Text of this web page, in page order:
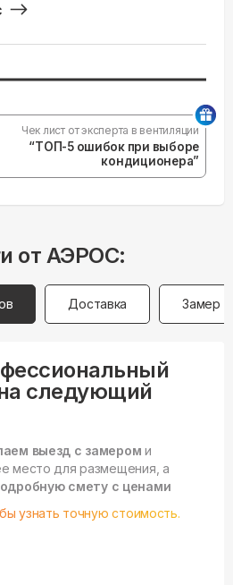
Чек лист от эксперта в вентиляции
“ТОП-5 ошибок при выборе
кондиционера”
от АЭРОС:
Доставка Замер
следующий
выезд с замером и
место для размещения, а
смету с ценами
узнать точную стоимость.